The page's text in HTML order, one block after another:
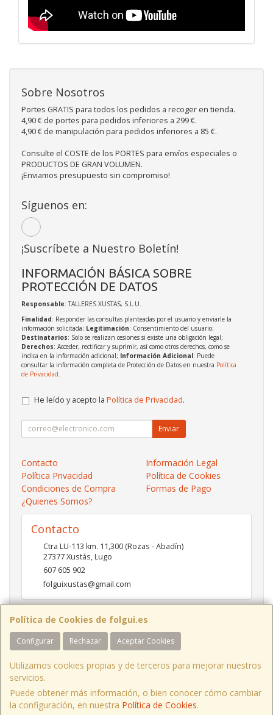
Política de Cookies de folgui.es
Configurar Rechazar Aceptar Cookies
Utilizamos cookies propias y de terceros para mejorar nuestros
servicios.
Puede obtener más información, o bien conocer cómo cambiar
la configuración, en nuestra Política de Cookies.
Sobre Nosotros
Portes GRATIS para todos los pedidos a recoger en tienda.
4,90 € de portes para pedidos inferiores a 299 €.
4,90 € de manipulación para pedidos inferiores a 85 €.
Consulte el COSTE de los PORTES para envíos especiales o
PRODUCTOS DE GRAN VOLUMEN.
¡Enviamos presupuesto sin compromiso!
Síguenos en:
¡Suscríbete a Nuestro Boletín!
INFORMACIÓN BÁSICA SOBRE
PROTECCIÓN DE DATOS
Responsable: TALLERES XUSTAS, S.L.U.
Finalidad: Responder las consultas planteadas por el usuario y enviarle la
información solicitada; Legitimación: Consentimiento del usuario;
Destinatarios: Solo se realizan cesiones si existe una obligación legal;
Derechos: Acceder, rectificar y suprimir, así como otros derechos, como se
indica en la información adicional; Información Adicional: Puede
consultar la información completa de Protección de Datos en nuestra Política
de Privacidad.
He leído y acepto la Política de Privacidad.
Enviar
Contacto
Información Legal
Política Privacidad
Política de Cookies
Condiciones de Compra
Formas de Pago
¿Quienes Somos?
Contacto
Ctra LU-113 km. 11,300 (Rozas - Abadín)
27377Xustás,Lugo
607 605 902
folguixustas@gmail.com
Horario
Lunes a viernes de 10:00 a 14:00 y de 16:00 a 20:00.
Sábados de 10:00 a 14:00 y de 16:00 a 19:00
Ctra LU-113 Km 11,300 Xustás Lugo, España. - C.I.F.: B27261130 - Tfno:
607 605 902